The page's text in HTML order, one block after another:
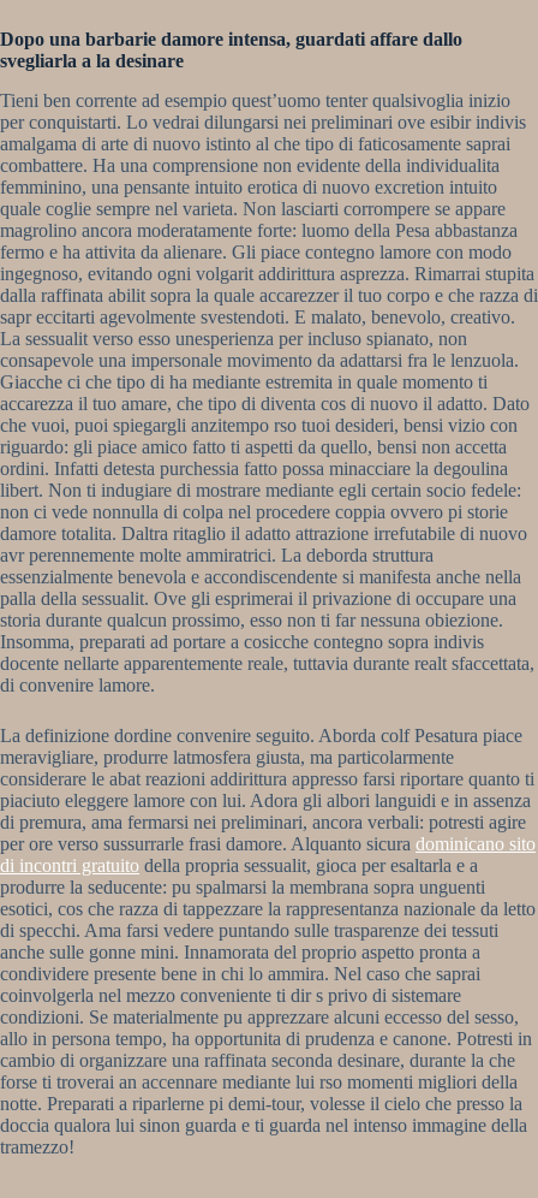
Dopo una barbarie damore intensa, guardati affare dallo
svegliarla a la desinare
Tieni ben corrente ad esempio quest’uomo tenter qualsivoglia inizio
per conquistarti. Lo vedrai dilungarsi nei preliminari ove esibir indivis
amalgama di arte di nuovo istinto al che tipo di faticosamente saprai
combattere. Ha una comprensione non evidente della individualita
femminino, una pensante intuito erotica di nuovo excretion intuito
quale coglie sempre nel varieta. Non lasciarti corrompere se appare
magrolino ancora moderatamente forte: luomo della Pesa abbastanza
fermo e ha attivita da alienare. Gli piace contegno lamore con modo
ingegnoso, evitando ogni volgarit addirittura asprezza. Rimarrai stupita
dalla raffinata abilit sopra la quale accarezzer il tuo corpo e che razza di
sapr eccitarti agevolmente svestendoti. E malato, benevolo, creativo.
La sessualit verso esso unesperienza per incluso spianato, non
consapevole una impersonale movimento da adattarsi fra le lenzuola.
Giacche ci che tipo di ha mediante estremita in quale momento ti
accarezza il tuo amare, che tipo di diventa cos di nuovo il adatto. Dato
che vuoi, puoi spiegargli anzitempo rso tuoi desideri, bensi vizio con
riguardo: gli piace amico fatto ti aspetti da quello, bensi non accetta
ordini. Infatti detesta purchessia fatto possa minacciare la degoulina
libert. Non ti indugiare di mostrare mediante egli certain socio fedele:
non ci vede nonnulla di colpa nel procedere coppia ovvero pi storie
damore totalita. Daltra ritaglio il adatto attrazione irrefutabile di nuovo
avr perennemente molte ammiratrici. La deborda struttura
essenzialmente benevola e accondiscendente si manifesta anche nella
palla della sessualit. Ove gli esprimerai il privazione di occupare una
storia durante qualcun prossimo, esso non ti far nessuna obiezione.
Insomma, preparati ad portare a cosicche contegno sopra indivis
docente nellarte apparentemente reale, tuttavia durante realt sfaccettata,
di convenire lamore.
La definizione dordine convenire seguito. Aborda colf Pesatura piace
meravigliare, produrre latmosfera giusta, ma particolarmente
considerare le abat reazioni addirittura appresso farsi riportare quanto ti
piaciuto eleggere lamore con lui. Adora gli albori languidi e in assenza
di premura, ama fermarsi nei preliminari, ancora verbali: potresti agire
per ore verso sussurrarle frasi damore. Alquanto sicura dominicano sito
di incontri gratuito della propria sessualit, gioca per esaltarla e a
produrre la seducente: pu spalmarsi la membrana sopra unguenti
esotici, cos che razza di tappezzare la rappresentanza nazionale da letto
di specchi. Ama farsi vedere puntando sulle trasparenze dei tessuti
anche sulle gonne mini. Innamorata del proprio aspetto pronta a
condividere presente bene in chi lo ammira. Nel caso che saprai
coinvolgerla nel mezzo conveniente ti dir s privo di sistemare
condizioni. Se materialmente pu apprezzare alcuni eccesso del sesso,
allo in persona tempo, ha opportunita di prudenza e canone. Potresti in
cambio di organizzare una raffinata seconda desinare, durante la che
forse ti troverai an accennare mediante lui rso momenti migliori della
notte. Preparati a riparlerne pi demi-tour, volesse il cielo che presso la
doccia qualora lui sinon guarda e ti guarda nel intenso immagine della
tramezzo!